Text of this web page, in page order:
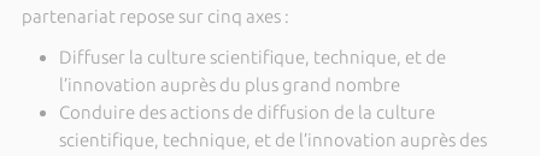
partenariat repose sur cinq axes :
Diffuser la culture scientifique, technique, et de
l’innovation auprès du plus grand nombre
Conduire des actions de diffusion de la culture
scientifique, technique, et de l’innovation auprès des